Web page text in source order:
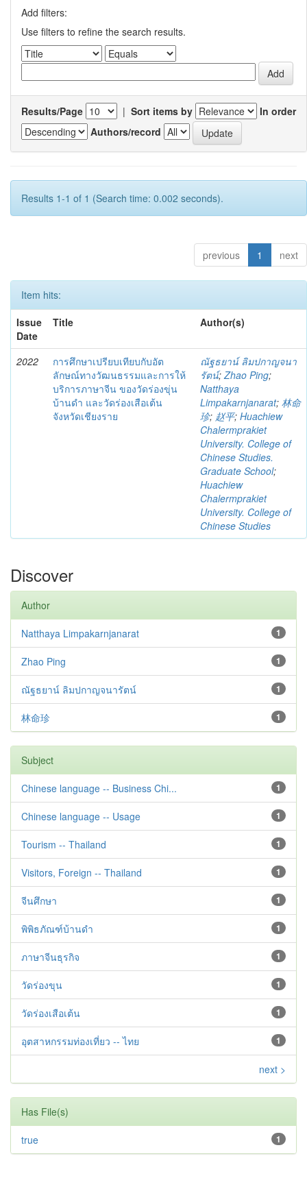
Add filters:
Use filters to refine the search results.
Results/Page | Sort items by
In order
Authors/record
Results 1-1 of 1 (Search time: 0.002 seconds).
previous 1 next
Item hits:
Issue
Date
Title Author(s)
2022
การศึกษาเปรียบเทียบกับอัต
ลักษณ์ทางวัฒนธรรมและการให้
บริการภาษาจีน ของวัดร่องขุ่น
บ้านดำ และวัดร่องเสือเต้น
จังหวัดเชียงราย
ณัฐธยาน์ ลิมปกาญจนา
รัตน์;Zhao Ping;
Natthaya
Limpakarnjanarat; 林命
珍; 赵平; Huachiew
Chalermprakiet
University. College of
Chinese Studies.
Graduate School;
Huachiew
Chalermprakiet
University. College of
Chinese Studies
Discover
Author
1
Natthaya Limpakarnjanarat
1
Zhao Ping
1
ณัฐธยาน์ ลิมปกาญจนารัตน์
1
林命珍
Subject
1
Chinese language -- Business Chi...
1
Chinese language -- Usage
1
Tourism -- Thailand
1
Visitors, Foreign -- Thailand
1
จีนศึกษา
1
พิพิธภัณฑ์บ้านดำ
1
ภาษาจีนธุรกิจ
1
วัดร่องขุน
1
วัดร่องเสือเต้น
1
อุตสาหกรรมท่องเที่ยว -- ไทย
next >
Has File(s)
1
true